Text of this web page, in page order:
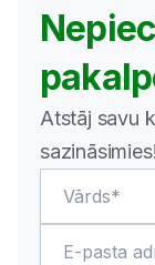
Atstāj savu
sazināsimies!